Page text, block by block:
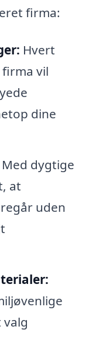
firma:
Hvert
vil
dine
Med dygtige
at
uden